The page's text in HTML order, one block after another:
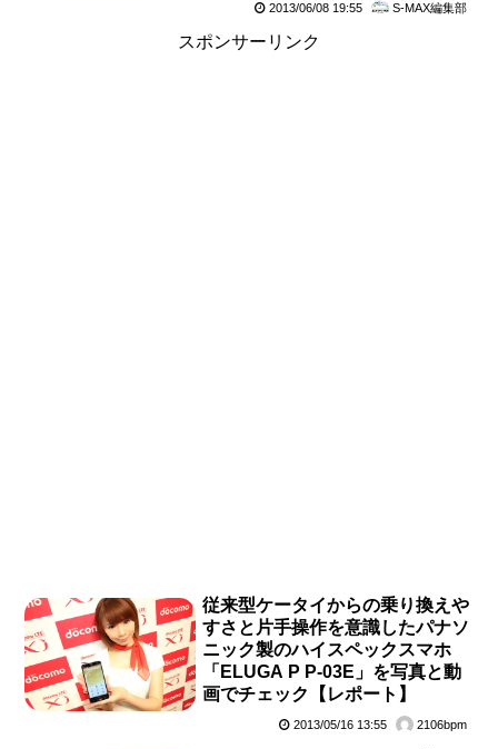
2013/06/08 19:55 S-MAX編集部
スポンサーリンク
従来型ケータイからの乗り換えや
すさと片手操作を意識したパナソ
ニック製のハイスペックスマホ
「ELUGA P P-03E」を写真と動
画でチェック【レポート】
2013/05/16 13:55 2106bpm